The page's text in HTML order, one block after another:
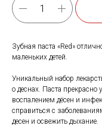
Зубная паста «Red»
маленьких детей.
Уникальный набор
о деснах. Паста прекрасно
воспалением дёсен и
справиться с
десен и освежить дыхание.